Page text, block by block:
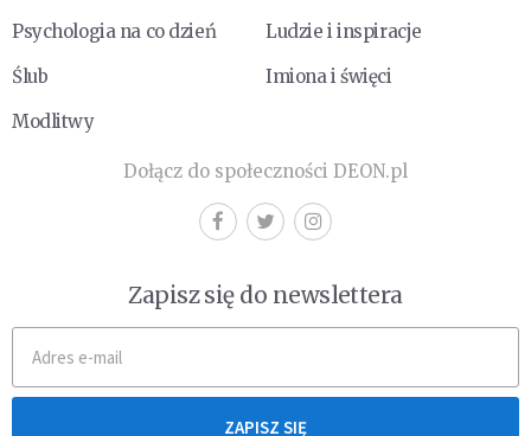
Psychologia na co dzień
Ludzie i inspiracje
Ślub
Imiona i święci
Modlitwy
Dołącz do społeczności DEON.pl
Zapisz się do newslettera
ZAPISZ SIĘ